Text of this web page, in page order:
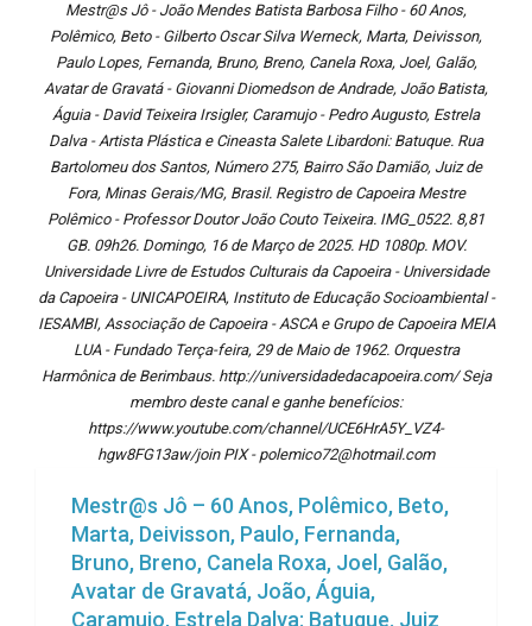
Mestr@s Jô - João Mendes Batista Barbosa Filho - 60 Anos,
Polêmico, Beto - Gilberto Oscar Silva Werneck, Marta, Deivisson,
Paulo Lopes, Fernanda, Bruno, Breno, Canela Roxa, Joel, Galão,
Avatar de Gravatá - Giovanni Diomedson de Andrade, João Batista,
Águia - David Teixeira Irsigler, Caramujo - Pedro Augusto, Estrela
Dalva - Artista Plástica e Cineasta Salete Libardoni: Batuque. Rua
Bartolomeu dos Santos, Número 275, Bairro São Damião, Juiz de
Fora, Minas Gerais/MG, Brasil. Registro de Capoeira Mestre
Polêmico - Professor Doutor João Couto Teixeira. IMG_0522. 8,81
GB. 09h26. Domingo, 16 de Março de 2025. HD 1080p. MOV.
Universidade Livre de Estudos Culturais da Capoeira - Universidade
da Capoeira - UNICAPOEIRA, Instituto de Educação Socioambiental -
IESAMBI, Associação de Capoeira - ASCA e Grupo de Capoeira MEIA
LUA - Fundado Terça-feira, 29 de Maio de 1962. Orquestra
Harmônica de Berimbaus. http://universidadedacapoeira.com/ Seja
membro deste canal e ganhe benefícios:
https://www.youtube.com/channel/UCE6HrA5Y_VZ4-
hgw8FG13aw/join PIX - polemico72@hotmail.com
Mestr@s Jô – 60 Anos, Polêmico, Beto,
Marta, Deivisson, Paulo, Fernanda,
Bruno, Breno, Canela Roxa, Joel, Galão,
Avatar de Gravatá, João, Águia,
Caramujo, Estrela Dalva: Batuque. Juiz